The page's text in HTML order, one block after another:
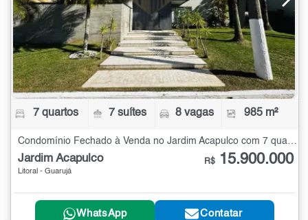
7 quartos 7 suítes 8 vagas 985 m²
Jardim Acapulco
Litoral - Guarujá
R$ 15.900.000
WhatsApp Contatar